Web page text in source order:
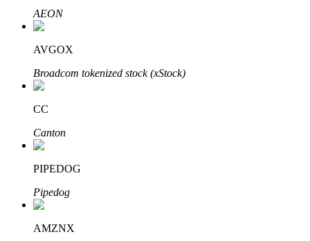
Naucz się stakingu
Dowiedz się, jak uzyskać dochód pasywny
Bitrue
AEON
AVGOX
Broadcom tokenized stock (xStock)
CC
Canton
PIPEDOG
Pipedog
AMZNX